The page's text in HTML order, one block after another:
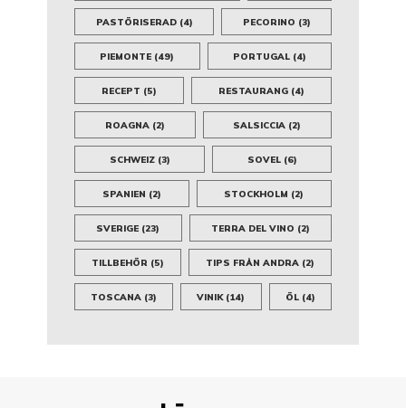
PASTÖRISERAD(4) PECORINO (3)
PIEMONTE (49) PORTUGAL(4)
RECEPT (5) RESTAURANG (4)
ROAGNA(2) SALSICCIA (2)
SCHWEIZ(3) SOVEL(6)
SPANIEN (2) STOCKHOLM (2)
SVERIGE (23) TERRA DEL VINO (2)
TILLBEHÖR (5) TIPS FRÅN ANDRA (2)
TOSCANA (3) VINIK(14) ÖL(4)